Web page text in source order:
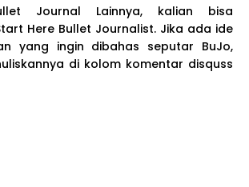
Journal Lainnya, kalian bisa
Here Bullet Journalist. Jika ada ide
yang ingin dibahas seputar BuJo,
di kolom komentar disquss